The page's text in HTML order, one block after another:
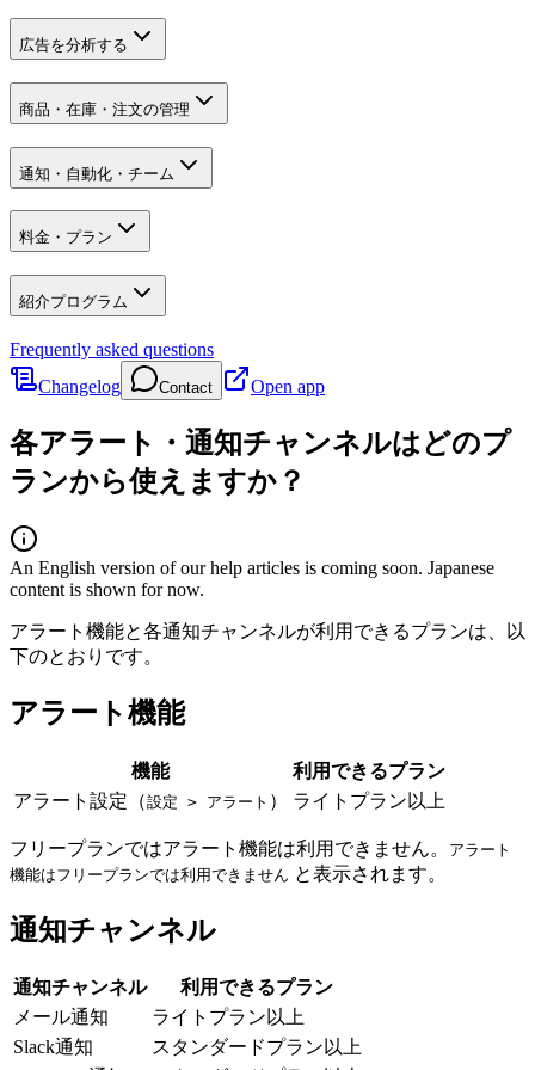
広告を分析する
商品・在庫・注文の管理
通知・自動化・チーム
料金・プラン
紹介プログラム
Frequently asked questions
Changelog
Contact Open app
各アラート・通知チャンネルはどのプ
ランから使えますか？
An English version of our help articles is coming soon. Japanese
content is shown for now.
アラート機能と各通知チャンネルが利用できるプランは、以
下のとおりです。
アラート機能
機能
利用できるプラン
アラート設定（設定 > アラート ） ライトプラン以上
フリープランではアラート機能は利用できません。
アラート
機能はフリープランでは利用できません と表示されます。
通知チャンネル
通知チャンネル
利用できるプラン
メール通知
ライトプラン以上
Slack通知
スタンダードプラン以上